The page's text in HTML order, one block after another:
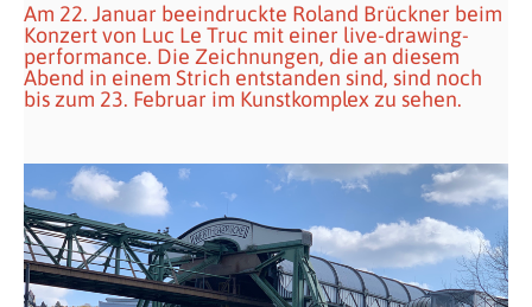
Am 22. Januar beeindruckte Roland Brückner beim
Konzert von Luc Le Truc mit einer live-drawing-
performance. Die Zeichnungen, die an diesem
Abend in einem Strich entstanden sind, sind noch
bis zum 23. Februar im Kunstkomplex zu sehen.